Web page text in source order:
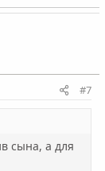
#7
сына, а для